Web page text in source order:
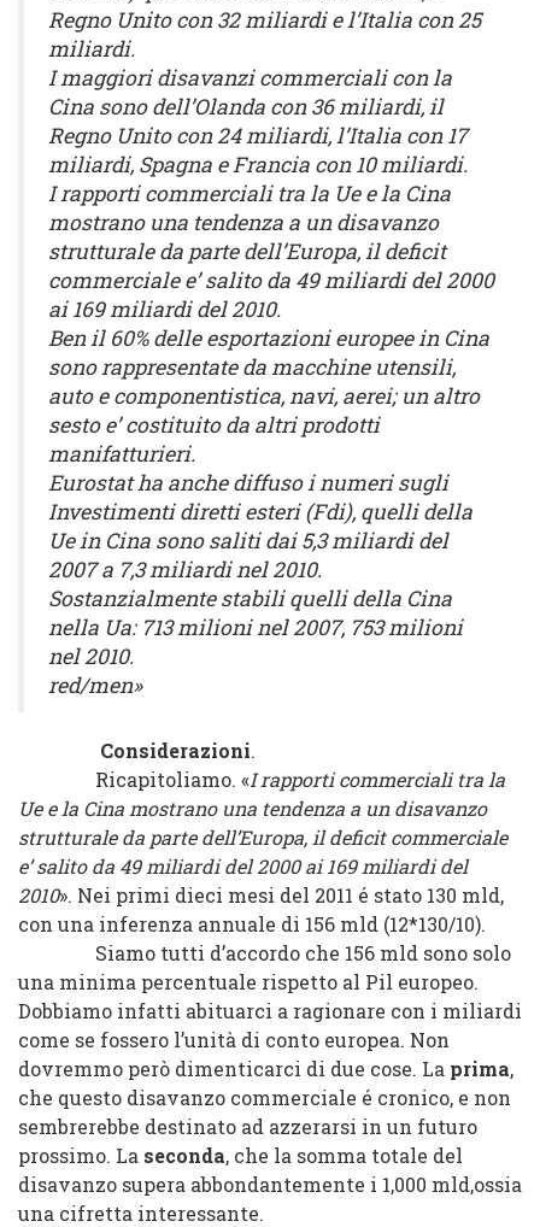
Regno Unito con 32 miliardi e l’Italia con 25
miliardi.
I maggiori disavanzi commerciali con la
Cina sono dell’Olanda con 36 miliardi, il
Regno Unito con 24 miliardi, l’Italia con 17
miliardi, Spagna e Francia con 10 miliardi.
I rapporti commerciali tra la Ue e la Cina
mostrano una tendenza a un disavanzo
strutturale da parte dell’Europa, il deficit
commerciale e’ salito da 49 miliardi del 2000
ai 169 miliardi del 2010.
Ben il 60% delle esportazioni europee in Cina
sono rappresentate da macchine utensili,
auto e componentistica, navi, aerei; un altro
sesto e’ costituito da altri prodotti
manifatturieri.
Eurostat ha anche diffuso i numeri sugli
Investimenti diretti esteri (Fdi), quelli della
Ue in Cina sono saliti dai 5,3 miliardi del
2007 a 7,3 miliardi nel 2010.
Sostanzialmente stabili quelli della Cina
nella Ua: 713 milioni nel 2007, 753 milioni
nel 2010.
red/men»
Considerazioni.
Ricapitoliamo. «I rapporti commerciali tra la
Ue e la Cina mostrano una tendenza a un disavanzo
strutturale da parte dell’Europa, il deficit commerciale
e’ salito da 49 miliardi del 2000 ai 169 miliardi del
2010». Nei primi dieci mesi del 2011 é stato 130 mld,
con una inferenza annuale di 156 mld (12*130/10).
Siamo tutti d’accordo che 156 mld sono solo
una minima percentuale rispetto al Pil europeo.
Dobbiamo infatti abituarci a ragionare con i miliardi
come se fossero l’unità di conto europea. Non
dovremmo però dimenticarci di due cose. La prima,
che questo disavanzo commerciale é cronico, e non
sembrerebbe destinato ad azzerarsi in un futuro
prossimo. La seconda, che la somma totale del
disavanzo supera abbondantemente i 1,000 mld,ossia
una cifretta interessante.